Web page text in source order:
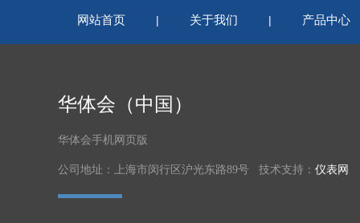
网站首页 | 关于我们 | 产品中心
华体会（中国）
华体会手机网页版
公司地址：上海市闵行区沪光东路89号 技术支持： 仪表网